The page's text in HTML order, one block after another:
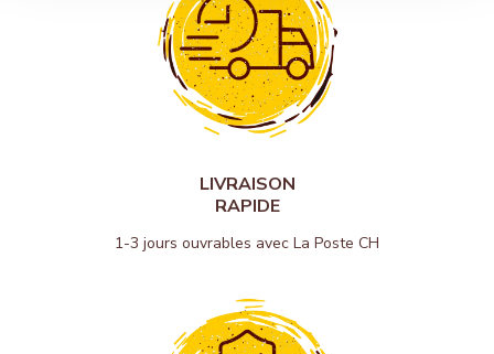
LIVRAISON
RAPIDE
1-3 jours ouvrables avec La Poste CH